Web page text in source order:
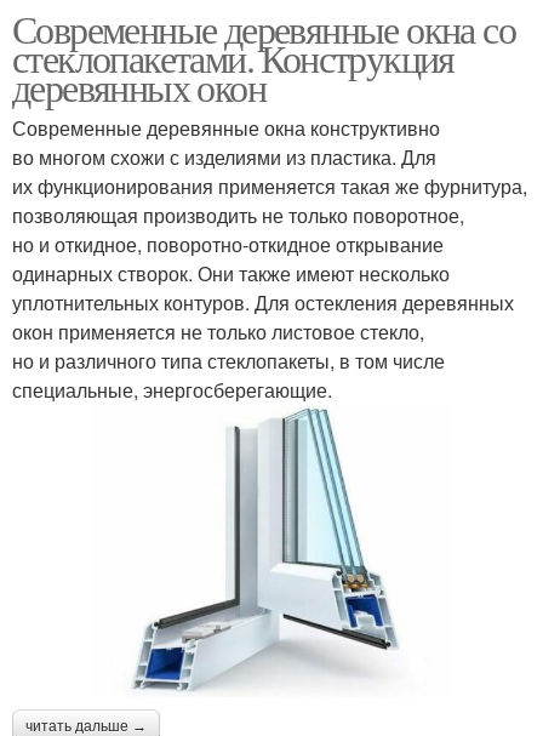
Современные деревянные окна со
стеклопакетами. Конструкция
деревянных окон
Современные деревянные окна конструктивно
во многом схожи с изделиями из пластика. Для
их функционирования применяется такая же фурнитура,
позволяющая производить не только поворотное,
но и откидное, поворотно-откидное открывание
одинарных створок. Они также имеют несколько
уплотнительных контуров. Для остекления деревянных
окон применяется не только листовое стекло,
но и различного типа стеклопакеты, в том числе
специальные, энергосберегающие.
читать дальше →